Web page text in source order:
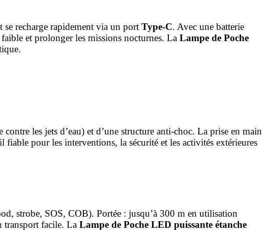
se recharge rapidement via un port Type‑C. Avec une batterie
et prolonger les missions nocturnes. La Lampe de Poche
les jets d’eau) et d’une structure anti‑choc. La prise en main
pour les interventions, la sécurité et les activités extérieures
strobe, SOS, COB). Portée : jusqu’à 300 m en utilisation
transport facile. La Lampe de Poche LED puissante étanche